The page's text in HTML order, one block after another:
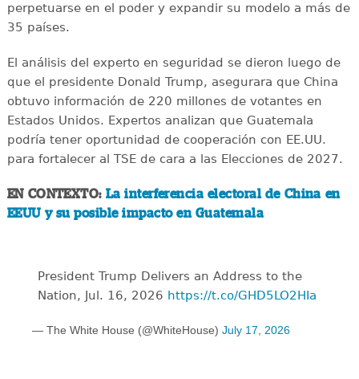
perpetuarse en el poder y expandir su modelo a más de
35 países.
El análisis del experto en seguridad se dieron luego de
que el presidente Donald Trump, asegurara que China
obtuvo información de 220 millones de votantes en
Estados Unidos. Expertos analizan que Guatemala
podría tener oportunidad de cooperación con EE.UU.
para fortalecer al TSE de cara a las Elecciones de 2027.
EN CONTEXTO:La interferencia electoral de China en
EEUU y su posible impacto en Guatemala
President Trump Delivers an Address to the
Nation, Jul. 16, 2026 https://t.co/GHD5LO2HIa
— The White House (@WhiteHouse) July 17, 2026